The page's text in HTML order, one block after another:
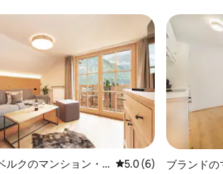
5.0つ星の平均評価
ルクのマンション・
レビュー6件、5つ星
5.0 (6)
ブランドの